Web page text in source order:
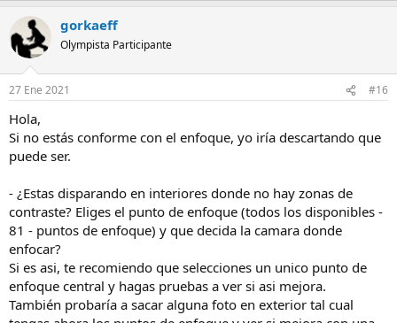
gorkaeff
Olympista Participante
27 Ene 2021 #16
Hola,
Si no estás conforme con el enfoque, yo iría descartando que
puede ser.
- ¿Estas disparando en interiores donde no hay zonas de
contraste? Eliges el punto de enfoque (todos los disponibles -
81 - puntos de enfoque) y que decida la camara donde
enfocar?
Si es asi, te recomiendo que selecciones un unico punto de
enfoque central y hagas pruebas a ver si asi mejora.
También probaría a sacar alguna foto en exterior tal cual